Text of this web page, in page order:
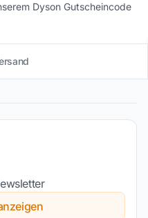
Dyson Gutscheincode